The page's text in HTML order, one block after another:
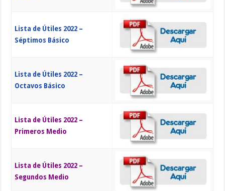
Lista de Útiles 2022 –
Séptimos Básico
Lista de Útiles 2022 –
Octavos Básico
Lista de Útiles 2022 –
Primeros Medio
Lista de Útiles 2022 –
Segundos Medio